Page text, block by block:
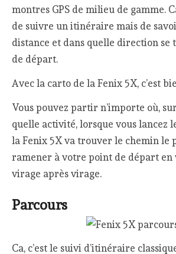
montres GPS de milieu de gamme.
de suivre un itinéraire mais de
distance et dans quelle direction se
de départ.
Avec la carto de la Fenix 5X, c’est
Vous pouvez partir n’importe où,
quelle activité, lorsque vous lancez
la Fenix 5X va trouver le chemin le
ramener à votre point de départ en
virage après virage.
Parcours
Ca, c’est le suivi d’itinéraire